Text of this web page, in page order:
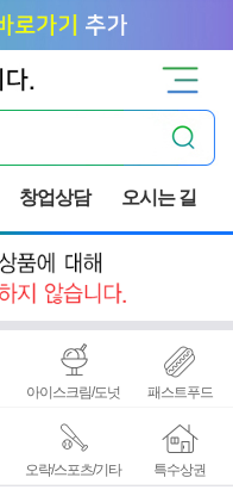
창업상담 오시는 길
아이스크림/도넛 패스트푸드
오락/스포츠/기타 특수상권